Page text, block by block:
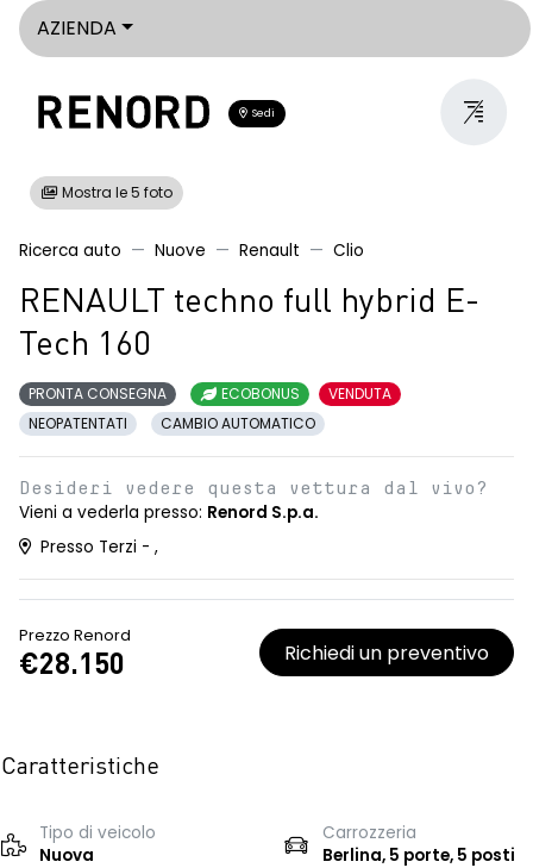
AZIENDA
Sedi
Mostra le 5 foto
Ricerca auto Nuove Renault Clio
RENAULT techno full hybrid E-
Tech 160
PRONTA CONSEGNA ECOBONUS
VENDUTA
NEOPATENTATI
CAMBIO AUTOMATICO
Desideri vedere questa vettura dal vivo?
Vieni a vederla presso: Renord S.p.a.
Presso Terzi - ,
Prezzo Renord
€28.150 Richiedi un preventivo
Caratteristiche
Tipo di veicolo
Nuova
Carrozzeria
Berlina, 5 porte, 5 posti